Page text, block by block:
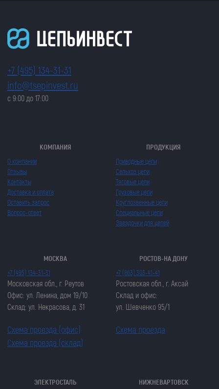
+7 (495) 134-31-31
info@tsepinvest.ru
с 9:00 до 17:00
КОМПАНИЯ
О компании
Отзывы
Контакты
Доставка и оплата
Оставить запрос
Вопрос-ответ
ПРОДУКЦИЯ
Приводные цепи
Сельхоз цепи
Тяговые цепи
Грузовые цепи
Круглозвенные цепи
Специальные цепи
Звездочки для цепей
МОСКВА
+7 (495) 134-31-31
Московская обл., г. Реутов
Офис: ул. Ленина, дом 19/10
Склад: ул. Некрасова, д. 31
Схема проезда (офис)
Схема проезда (склад)
РОСТОВ-НА ДОНУ
+7 (863) 303-41-41
Ростовская обл., г. Аксай
Склад и офис:
ул. Шевченко 95/1
Схема проезда
ЭЛЕКТРОСТАЛЬ НИЖНЕВАРТОВСК